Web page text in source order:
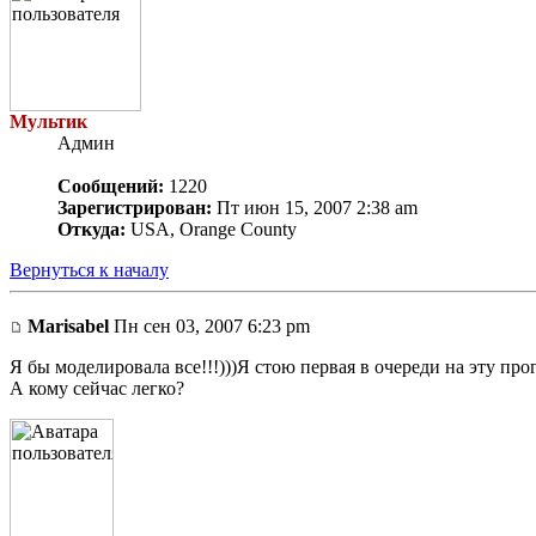
Мультик
Админ
Сообщений: 1220
Зарегистрирован: Пт июн 15, 2007 2:38 am
Откуда: USA, Orange County
Вернуться к началу
Marisabel Пн сен 03, 2007 6:23 pm
Я бы моделировала все!!!)))Я стою первая в очереди на эту
А кому сейчас легко?